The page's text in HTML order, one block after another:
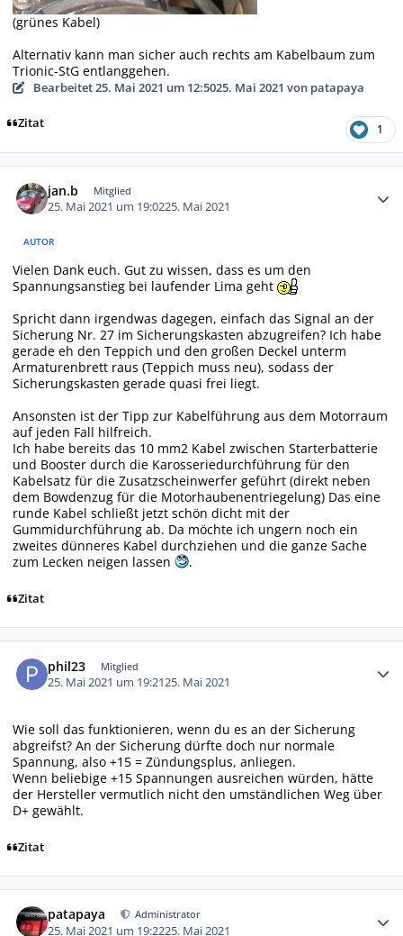
(grünes Kabel)
Alternativ kann man sicher auch rechts am Kabelbaum zum
Trionic-StG entlanggehen.
Bearbeitet25. Mai 2021 um 12:5025. Mai 2021 von patapaya
Zitat 1
jan.b Mitglied
25. Mai 2021 um 19:0225. Mai 2021
AUTOR
Vielen Dank euch. Gut zu wissen, dass es um den
Spannungsanstieg bei laufender Lima geht
Spricht dann irgendwas dagegen, einfach das Signal an der
Sicherung Nr. 27 im Sicherungskasten abzugreifen? Ich habe
gerade eh den Teppich und den großen Deckel unterm
Armaturenbrett raus (Teppich muss neu), sodass der
Sicherungskasten gerade quasi frei liegt.
Ansonsten ist der Tipp zur Kabelführung aus dem Motorraum
auf jeden Fall hilfreich.
Ich habe bereits das 10 mm2 Kabel zwischen Starterbatterie
und Booster durch die Karosseriedurchführung für den
Kabelsatz für die Zusatzscheinwerfer geführt (direkt neben
dem Bowdenzug für die Motorhaubenentriegelung) Das eine
runde Kabel schließt jetzt schön dicht mit der
Gummidurchführung ab. Da möchte ich ungern noch ein
zweites dünneres Kabel durchziehen und die ganze Sache
zum Lecken neigen lassen
.
Zitat
phil23 Mitglied
25. Mai 2021 um 19:2125. Mai 2021
Wie soll das funktionieren, wenn du es an der Sicherung
abgreifst? An der Sicherung dürfte doch nur normale
Spannung, also +15 = Zündungsplus, anliegen.
Wenn beliebige +15 Spannungen ausreichen würden, hätte
der Hersteller vermutlich nicht den umständlichen Weg über
D+ gewählt.
Zitat
patapaya Administrator
25. Mai 2021 um 19:2225. Mai 2021